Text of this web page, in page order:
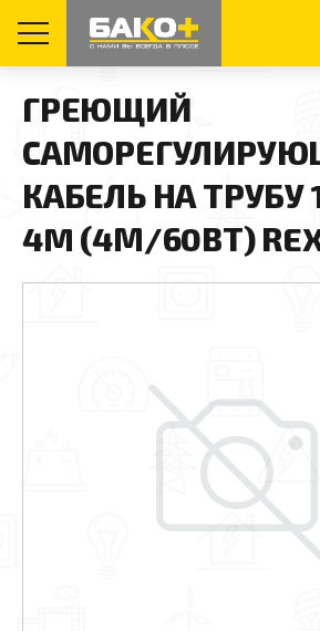
ГРЕЮЩИЙ
КАБЕЛЬ НА ТРУБУ
4M (4М/60ВТ)